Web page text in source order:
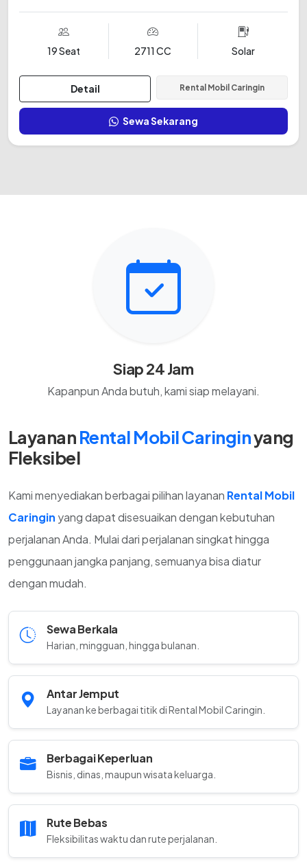
19 Seat 2711 CC Solar
Detail Rental Mobil Caringin
Sewa Sekarang
Siap 24 Jam
Kapanpun Anda butuh, kami siap melayani.
LayananRental Mobil Caringinyang
Fleksibel
Kami menyediakan berbagai pilihan layanan Rental Mobil
Caringin yang dapat disesuaikan dengan kebutuhan
perjalanan Anda. Mulai dari perjalanan singkat hingga
penggunaan jangka panjang, semuanya bisa diatur
dengan mudah.
Sewa Berkala
Harian, mingguan, hingga bulanan.
Antar Jemput
Layanan ke berbagai titik di Rental Mobil Caringin.
Berbagai Keperluan
Bisnis, dinas, maupun wisata keluarga.
Rute Bebas
Fleksibilitas waktu dan rute perjalanan.